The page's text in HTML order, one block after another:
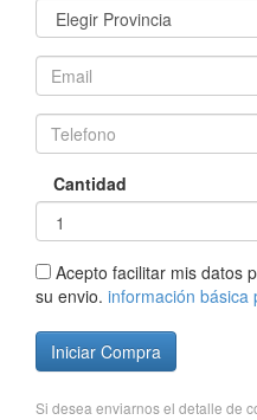
Cantidad
Acepto facilitar mis datos
su envio. información básica
Iniciar Compra
Si desea enviarnos el detalle de